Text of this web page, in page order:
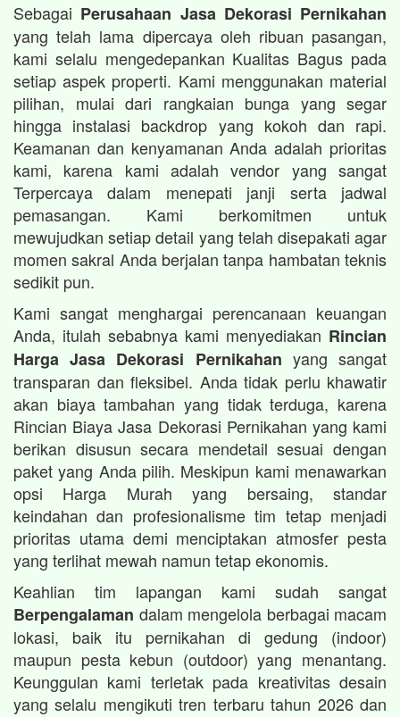
Sebagai Perusahaan Jasa Dekorasi Pernikahan
yang telah lama dipercaya oleh ribuan pasangan,
kami selalu mengedepankan Kualitas Bagus pada
setiap aspek properti. Kami menggunakan material
pilihan, mulai dari rangkaian bunga yang segar
hingga instalasi backdrop yang kokoh dan rapi.
Keamanan dan kenyamanan Anda adalah prioritas
kami, karena kami adalah vendor yang sangat
Terpercaya dalam menepati janji serta jadwal
pemasangan. Kami berkomitmen untuk
mewujudkan setiap detail yang telah disepakati agar
momen sakral Anda berjalan tanpa hambatan teknis
sedikit pun.
Kami sangat menghargai perencanaan keuangan
Anda, itulah sebabnya kami menyediakan Rincian
Harga Jasa Dekorasi Pernikahan yang sangat
transparan dan fleksibel. Anda tidak perlu khawatir
akan biaya tambahan yang tidak terduga, karena
Rincian Biaya Jasa Dekorasi Pernikahan yang kami
berikan disusun secara mendetail sesuai dengan
paket yang Anda pilih. Meskipun kami menawarkan
opsi Harga Murah yang bersaing, standar
keindahan dan profesionalisme tim tetap menjadi
prioritas utama demi menciptakan atmosfer pesta
yang terlihat mewah namun tetap ekonomis.
Keahlian tim lapangan kami sudah sangat
Berpengalaman dalam mengelola berbagai macam
lokasi, baik itu pernikahan di gedung (indoor)
maupun pesta kebun (outdoor) yang menantang.
Keunggulan kami terletak pada kreativitas desain
yang selalu mengikuti tren terbaru tahun 2026 dan